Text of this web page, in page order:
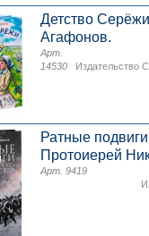
Детство
Агафонов.
Издательство
Арт.
14530
Ратные
Протоиерей
Арт. 9419